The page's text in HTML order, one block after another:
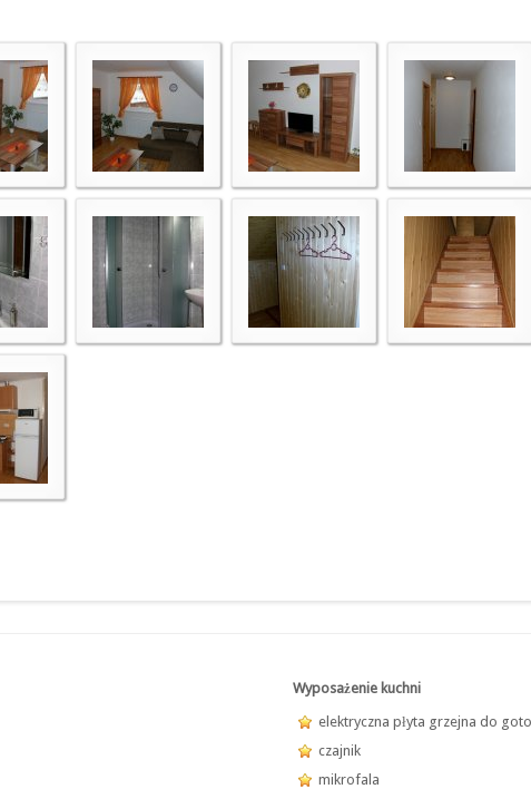
Wyposażenie kuchni
elektryczna płyta grzejna do
czajnik
mikrofala